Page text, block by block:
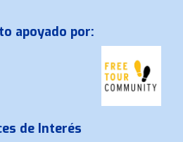
apoyado por:
de Interés